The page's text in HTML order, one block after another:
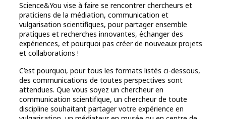
Science&You vise à faire se rencontrer chercheurs et
praticiens de la médiation, communication et
vulgarisation scientifiques, pour partager ensemble
pratiques et recherches innovantes, échanger des
expériences, et pourquoi pas créer de nouveaux projets
et collaborations !
C’est pourquoi, pour tous les formats listés ci-dessous,
des communications de toutes perspectives sont
attendues. Que vous soyez un chercheur en
communication scientifique, un chercheur de toute
discipline souhaitant partager votre expérience en